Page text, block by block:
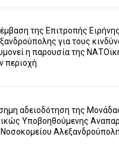
της Επιτροπής Ειρήνης
για τους
η παρουσία της
περιοχή
αδειοδότηση της
Υποβοηθούμενης